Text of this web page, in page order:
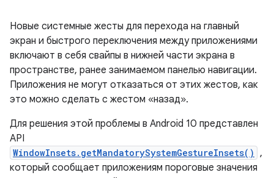
Новые системные жесты для перехода на главный
экран и быстрого переключения между приложениями
включают в себя свайпы в нижней части экрана в
пространстве, ранее занимаемом панелью навигации.
Приложения не могут отказаться от этих жестов, как
это можно сделать с жестом «назад».
Для решения этой проблемы в Android 10 представлен
API
WindowInsets.getMandatorySystemGestureInsets() ,
который сообщает приложениям пороговые значения